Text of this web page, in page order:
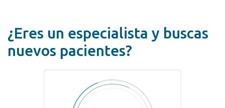
¿Eres un especialista y buscas
nuevos pacientes?